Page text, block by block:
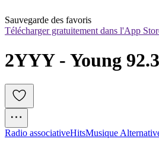
Sauvegarde des favoris
Télécharger gratuitement dans l'App
2YYY - Young
Radio associativeHitsMusique